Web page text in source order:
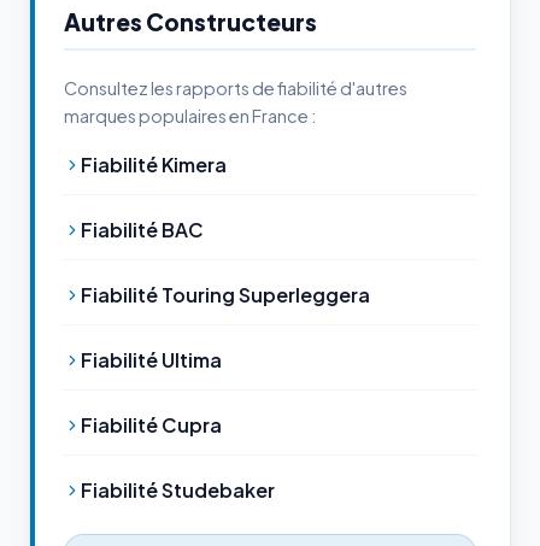
Autres Constructeurs
Consultez les rapports de fiabilité d'autres
marques populaires en France :
Fiabilité Kimera
Fiabilité BAC
Fiabilité Touring Superleggera
Fiabilité Ultima
Fiabilité Cupra
Fiabilité Studebaker